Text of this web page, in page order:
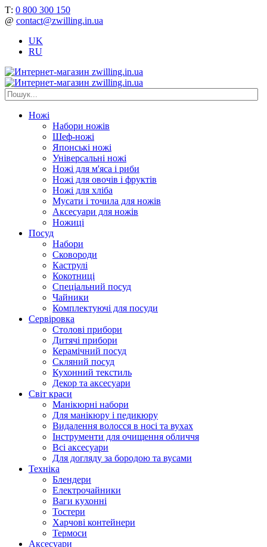
Т: 0 800 300 150
@ contact@zwilling.in.ua
UK
RU
Ножі
Набори ножів
Шеф-ножі
Японські ножі
Універсальні ножі
Ножі для м'яса і риби
Ножі для овочів і фруктів
Ножі для хліба
Мусати і точила для ножів
Аксесуари для ножів
Ножиці
Посуд
Набори
Сковороди
Каструлі
Кокотниці
Cпеціальний посуд
Чайники
Комплектуючі для посуди
Сервіровка
Столові прибори
Дитячі прибори
Керамічний посуд
Скляний посуд
Кухонний текстиль
Декор та аксесуари
Світ краси
Манікюрні набори
Для манікюру і педикюру
Видалення волосся в носі та вухах
Інструменти для очищення обличчя
Всі аксесуари
Для догляду за бородою та вусами
Техніка
Блендери
Електрочайники
Ваги кухонні
Тостери
Харчові контейнери
Термоси
Аксесуари